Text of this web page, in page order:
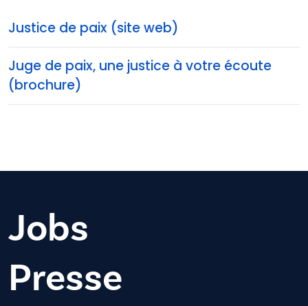
Justice de paix (site web)
Juge de paix, une justice à votre écoute
(brochure)
Jobs
Presse